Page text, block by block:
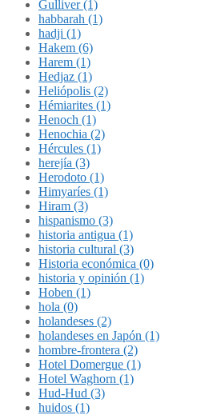
Gulliver (1)
habbarah (1)
hadji (1)
Hakem (6)
Harem (1)
Hedjaz (1)
Heliópolis (2)
Hémiarites (1)
Henoch (1)
Henochia (2)
Hércules (1)
herejía (3)
Herodoto (1)
Himyaríes (1)
Hiram (3)
hispanismo (3)
historia antigua (1)
historia cultural (3)
Historia económica (0)
historia y opinión (1)
Hoben (1)
hola (0)
holandeses (2)
holandeses en Japón (1)
hombre-frontera (2)
Hotel Domergue (1)
Hotel Waghorn (1)
Hud-Hud (3)
huidos (1)